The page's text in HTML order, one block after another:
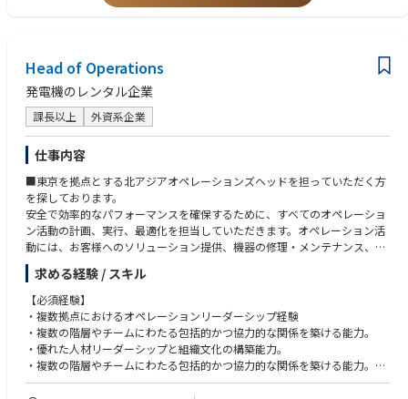
Head of Operations
発電機のレンタル企業
課長以上 外資系企業
仕事内容
■東京を拠点とする北アジアオペレーションズヘッドを担っていただく方
を探しております。
安全で効率的なパフォーマンスを確保するために、すべてのオペレーショ
ン活動の計画、実行、最適化を担当していただきます。オペレーション活
動には、お客様へのソリューション提供、機器の修理・メンテナンス、千
葉県にあるデポ運営などが含まれますが、これらに限定されません。
経営チームの一員として、主要プロジェクトの入札支援、サプライチェー
ン活動、フリート計画なども推進します。
【業務内容】
・エネルギーソリューションを適切な品質、コスト、納期でお客様に提供
＊上記にはエンジニアリング、設計、機器の配送および返却、サービス提
求める経験 / スキル
【必須経験】
・複数拠点におけるオペレーションリーダーシップ経験
・複数の階層やチームにわたる包括的かつ協力的な関係を築ける能力。
・優れた人材リーダーシップと組織文化の構築能力。
・複数の階層やチームにわたる包括的かつ協力的な関係を築ける能力。
・ビジネスレベルの英語力